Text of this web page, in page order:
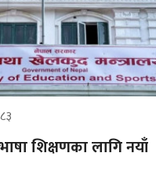
शिक्षणका लागि नयाँ